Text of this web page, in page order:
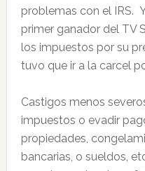
problemas con el IRS.
primer ganador del TV
los impuestos por su
tuvo que ir a la carcel
Castigos menos
impuestos o evadir
propiedades,
bancarias, o sueldos,